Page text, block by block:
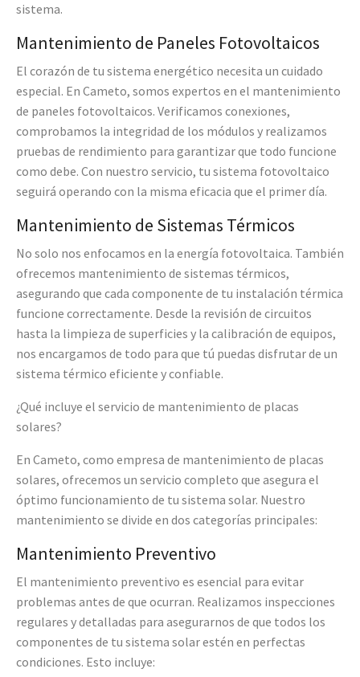
sistema.
Mantenimiento de Paneles Fotovoltaicos
El corazón de tu sistema energético necesita un cuidado
especial. En Cameto, somos expertos en el mantenimiento
de paneles fotovoltaicos. Verificamos conexiones,
comprobamos la integridad de los módulos y realizamos
pruebas de rendimiento para garantizar que todo funcione
como debe. Con nuestro servicio, tu sistema fotovoltaico
seguirá operando con la misma eficacia que el primer día.
Mantenimiento de Sistemas Térmicos
No solo nos enfocamos en la energía fotovoltaica. También
ofrecemos mantenimiento de sistemas térmicos,
asegurando que cada componente de tu instalación térmica
funcione correctamente. Desde la revisión de circuitos
hasta la limpieza de superficies y la calibración de equipos,
nos encargamos de todo para que tú puedas disfrutar de un
sistema térmico eficiente y confiable.
¿Qué incluye el servicio de mantenimiento de placas
solares?
En Cameto, como empresa de mantenimiento de placas
solares, ofrecemos un servicio completo que asegura el
óptimo funcionamiento de tu sistema solar. Nuestro
mantenimiento se divide en dos categorías principales:
Mantenimiento Preventivo
El mantenimiento preventivo es esencial para evitar
problemas antes de que ocurran. Realizamos inspecciones
regulares y detalladas para asegurarnos de que todos los
componentes de tu sistema solar estén en perfectas
condiciones. Esto incluye: